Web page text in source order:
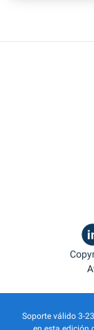
Soporte válido 3-